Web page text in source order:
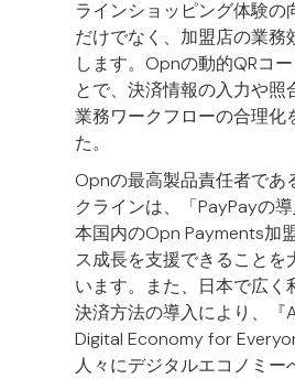
ラインショッピング体験の
だけでなく、加盟店の業務
します。Opnの動的QRコ
とで、決済情報の入力や照
業務ワークフローの合理化
た。
Opnの最高製品責任者であ
クラインは、「PayPayの
本国内のOpn Payments加
ス成長を支援できることを
います。また、日本で広く
決済方法の導入により、
Digital Economy for
人々にデジタルエコノミー